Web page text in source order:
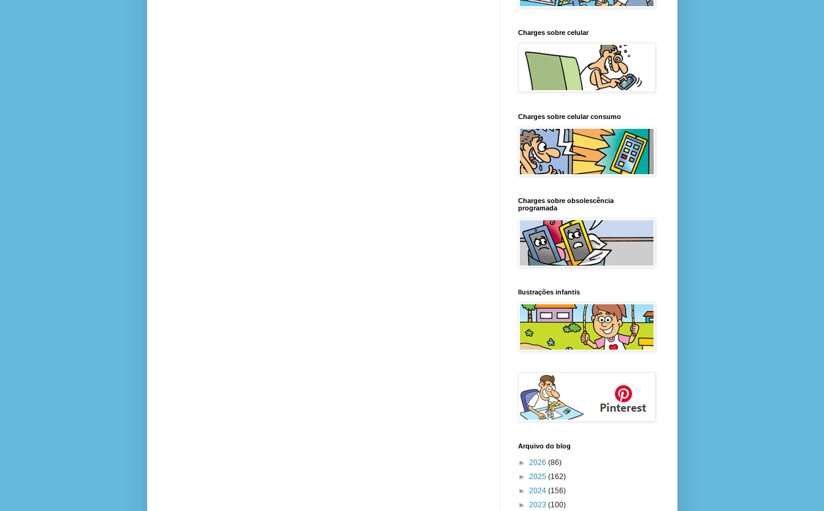
Charges sobre celular
Charges sobre celular consumo
Charges sobre obsolescência
programada
Ilustrações infantis
Arquivo do blog
► 2026 (86)
► 2025 (162)
► 2024 (156)
► 2023 (100)